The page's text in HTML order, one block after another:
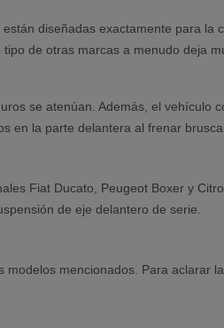
diseñadas exactamente para
de otras marcas a menudo deja
se atenúan. Además, el vehículo
la parte delantera al frenar
Fiat Ducato, Peugeot Boxer y
de eje delantero de serie.
mencionados. Para aclarar